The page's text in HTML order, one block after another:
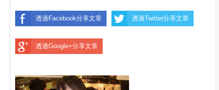
透過Facebook分享文章 透過Twitter分享文章
透過Google+分享文章